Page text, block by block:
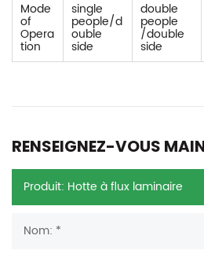
Mode
of
Opera
tion
single
people/d
ouble
side
double
people
/double
side
RENSEIGNEZ-VOUS